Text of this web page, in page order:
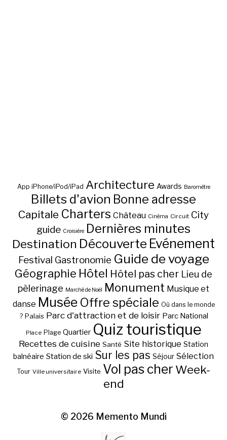
App iPhone/iPod/iPad Architecture Awards Baromètre
Billets d'avion Bonne adresse
Capitale Charters Château Cinéma Circuit City
guide Croisière Dernières minutes
Destination Découverte Evénement
Festival Gastronomie Guide de voyage
Géographie Hôtel Hôtel pas cher Lieu de
pèlerinage Marché de Noël Monument Musique et
danse Musée Offre spéciale Où dans le monde
? Palais Parc d'attraction et de loisir Parc National
Place Plage Quartier Quiz touristique
Recettes de cuisine Santé Site historique Station
balnéaire Station de ski Sur les pas Séjour Sélection
Tour Ville universitaire Visite Vol pas cher Week-
end
© 2026 Memento Mundi